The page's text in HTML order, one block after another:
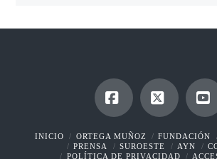
Facebook
X
INICIO ORTEGA MUÑOZ FUNDACIÓN
PRENSA
SUROESTE AYN
POLÍTICA DE PRIVACIDAD